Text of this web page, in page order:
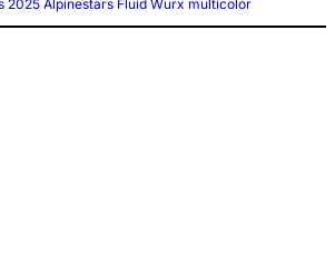
2025 Alpinestars Fluid Wurx multicolor